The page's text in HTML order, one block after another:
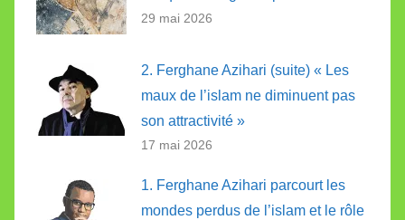
29 mai 2026
2. Ferghane Azihari (suite) « Les
maux de l’islam ne diminuent pas
son attractivité »
17 mai 2026
1. Ferghane Azihari parcourt les
mondes perdus de l’islam et le rôle